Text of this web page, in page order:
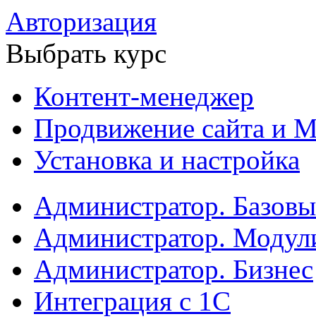
Авторизация
Выбрать курс
Контент-менеджер
Продвижение сайта и
Установка и настройка
Администратор.
Администратор.
Администратор. Бизнес
Интеграция с 1С